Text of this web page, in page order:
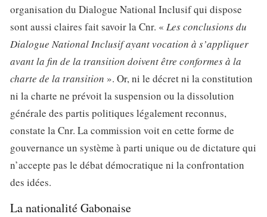
organisation du Dialogue National Inclusif qui dispose
sont aussi claires fait savoir la Cnr. « Les conclusions du
Dialogue National Inclusif ayant vocation à s’appliquer
avant la fin de la transition doivent être conformes à la
charte de la transition ». Or, ni le décret ni la constitution
ni la charte ne prévoit la suspension ou la dissolution
générale des partis politiques légalement reconnus,
constate la Cnr. La commission voit en cette forme de
gouvernance un système à parti unique ou de dictature qui
n’accepte pas le débat démocratique ni la confrontation
des idées.
La nationalité Gabonaise